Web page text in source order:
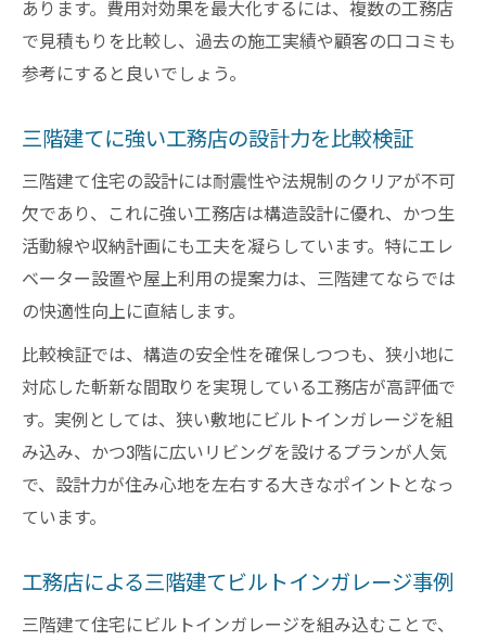
適に
ビルトインガレージ付き三階建ての魅力と
工務店と考える三階建て断熱・遮音の工夫
三階建て住宅で後悔しない収納計画と工務
店
性能重視の三階建て住宅設計を深掘り
工務店が重視する三階建ての耐震性最新事
三階建て断熱・気密性能を工務店が徹底解
工務店で選ぶ三階建てグランスマートの特
徴
工務店と実現する三階建て快適性能の秘訣
後悔しない三階建て選びと工務店活用法
あります。費用対効果を最大化するには、複数の工務店
で見積もりを比較し、過去の施工実績や顧客の口コミも
参考にすると良いでしょう。
三階建てに強い工務店の設計力を比較検証
三階建て住宅の設計には耐震性や法規制のクリアが不可
欠であり、これに強い工務店は構造設計に優れ、かつ生
活動線や収納計画にも工夫を凝らしています。特にエレ
ベーター設置や屋上利用の提案力は、三階建てならでは
の快適性向上に直結します。
比較検証では、構造の安全性を確保しつつも、狭小地に
対応した斬新な間取りを実現している工務店が高評価で
す。実例としては、狭い敷地にビルトインガレージを組
み込み、かつ3階に広いリビングを設けるプランが人気
で、設計力が住み心地を左右する大きなポイントとなっ
ています。
工務店による三階建てビルトインガレージ事例
三階建て住宅にビルトインガレージを組み込むことで、